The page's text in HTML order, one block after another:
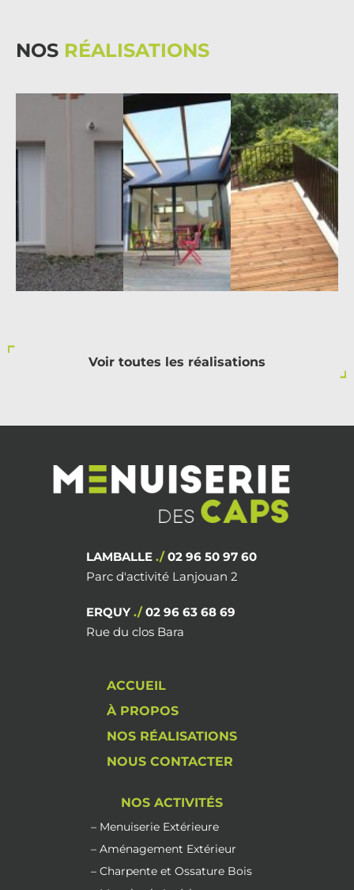
NOS RÉALISATIONS
Voir toutes les réalisations
LAMBALLE./ 02 96 50 97 60
Parc d'activité Lanjouan 2
ERQUY./ 02 96 63 68 69
Rue du clos Bara
ACCUEIL
À PROPOS
NOS RÉALISATIONS
NOUS CONTACTER
NOS ACTIVITÉS
– Menuiserie Extérieure
– Aménagement Extérieur
– Charpente et Ossature Bois